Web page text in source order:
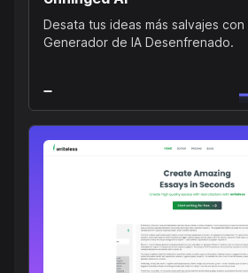
Desata tus ideas más salvajes
Generador de IA Desenfrenado.